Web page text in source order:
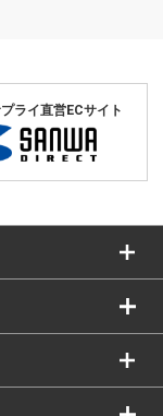
ライ直営ECサイト